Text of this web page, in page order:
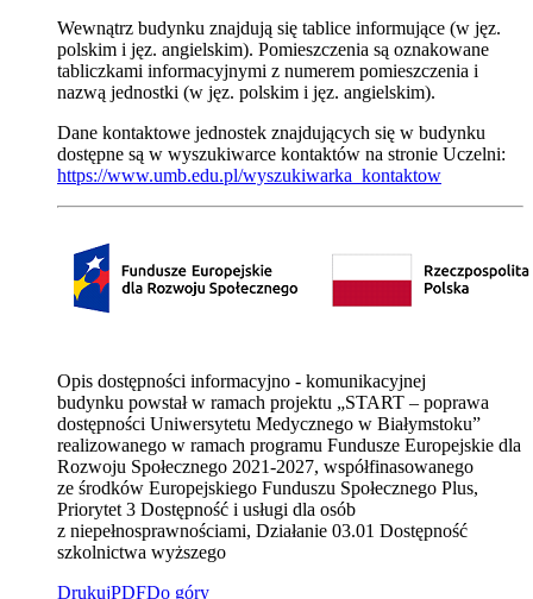
Wewnątrz budynku znajdują się tablice informujące (w jęz.
polskim i jęz. angielskim). Pomieszczenia są oznakowane
tabliczkami informacyjnymi z numerem pomieszczenia i
nazwą jednostki (w jęz. polskim i jęz. angielskim).
Dane kontaktowe jednostek znajdujących się w budynku
dostępne są w wyszukiwarce kontaktów na stronie Uczelni:
https://www.umb.edu.pl/wyszukiwarka_kontaktow
Opis dostępności informacyjno - komunikacyjnej
budynku powstał w ramach projektu „START – poprawa
dostępności Uniwersytetu Medycznego w Białymstoku”
realizowanego w ramach programu Fundusze Europejskie dla
Rozwoju Społecznego 2021-2027, współfinasowanego
ze środków Europejskiego Funduszu Społecznego Plus,
Priorytet 3 Dostępność i usługi dla osób
z niepełnosprawnościami, Działanie 03.01 Dostępność
szkolnictwa wyższego
DrukujPDFDo góry